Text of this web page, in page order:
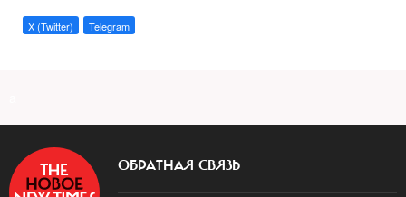
X (Twitter) Telegram
ОБРАТНАЯ СВЯЗЬ